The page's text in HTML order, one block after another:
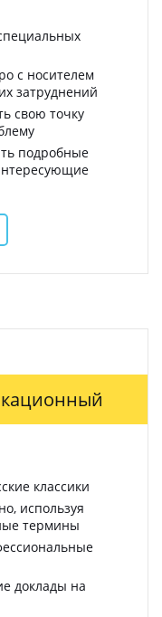
с носителем
затруднений
свою точку
подробные
классики
используя
термины
доклады на